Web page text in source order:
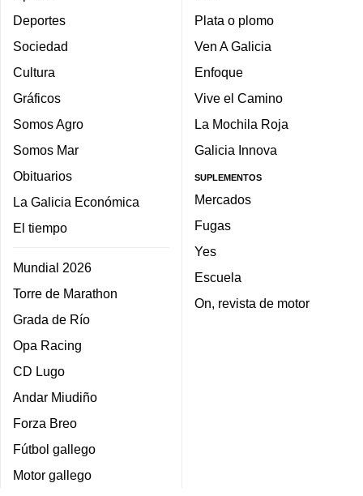
Deportes
Sociedad
Cultura
Gráficos
Somos Agro
Somos Mar
Obituarios
La Galicia Económica
El tiempo
Mundial 2026
Torre de Marathon
Grada de Río
Opa Racing
CD Lugo
Andar Miudiño
Forza Breo
Fútbol gallego
Motor gallego
Plata o plomo
Ven A Galicia
Enfoque
Vive el Camino
La Mochila Roja
Galicia Innova
SUPLEMENTOS
Mercados
Fugas
Yes
Escuela
On, revista de motor